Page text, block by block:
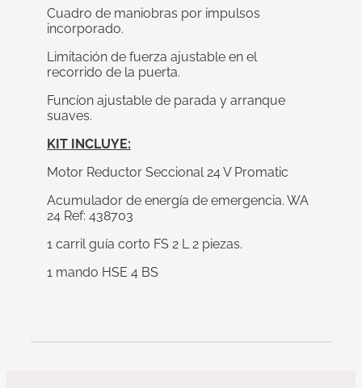
Cuadro de maniobras por impulsos
incorporado.
Limitación de fuerza ajustable en el
recorrido de la puerta.
Funcíon ajustable de parada y arranque
suaves.
KIT INCLUYE:
Motor Reductor Seccional 24 V Promatic
Acumulador de energía de emergencia. WA
24 Ref: 438703
1 carril guía corto FS 2 L 2 piezas.
1 mando HSE 4 BS